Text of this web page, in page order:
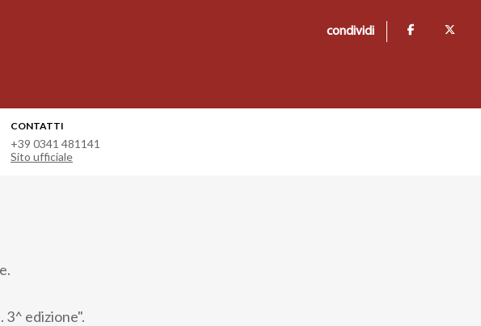
condividi
CONTATTI
+39 0341 481141
Sito ufficiale
3^ edizione".